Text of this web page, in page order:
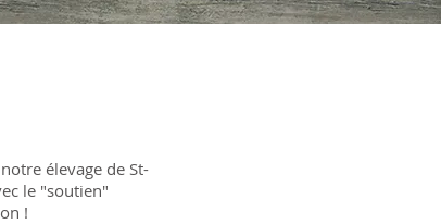
élevage de St-
le "soutien"
!